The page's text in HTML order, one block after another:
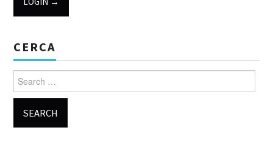
CERCA
Search for: